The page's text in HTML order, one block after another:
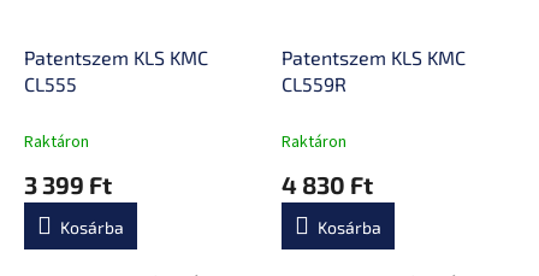
Patentszem KLS KMC
CL555
Raktáron
3 399 Ft
Kosárba
Patentszem KLS KMC
CL559R
Raktáron
4 830 Ft
Kosárba